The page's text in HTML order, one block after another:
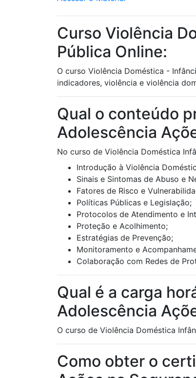
Curso Violência
Pública Online:
O curso Violência Doméstica -
indicadores, violência e violência
Qual o conteúdo
Adolescência
No curso de Violência Doméstica
Introdução à Violência
Sinais e Sintomas de Abuso e
Fatores de Risco e
Políticas Públicas e Legislação;
Protocolos de Atendimento e
Proteção e Acolhimento;
Estratégias de Prevenção;
Monitoramento e
Colaboração com Redes de
Qual é a carga
Adolescência
O curso de Violência Doméstica
Como obter o